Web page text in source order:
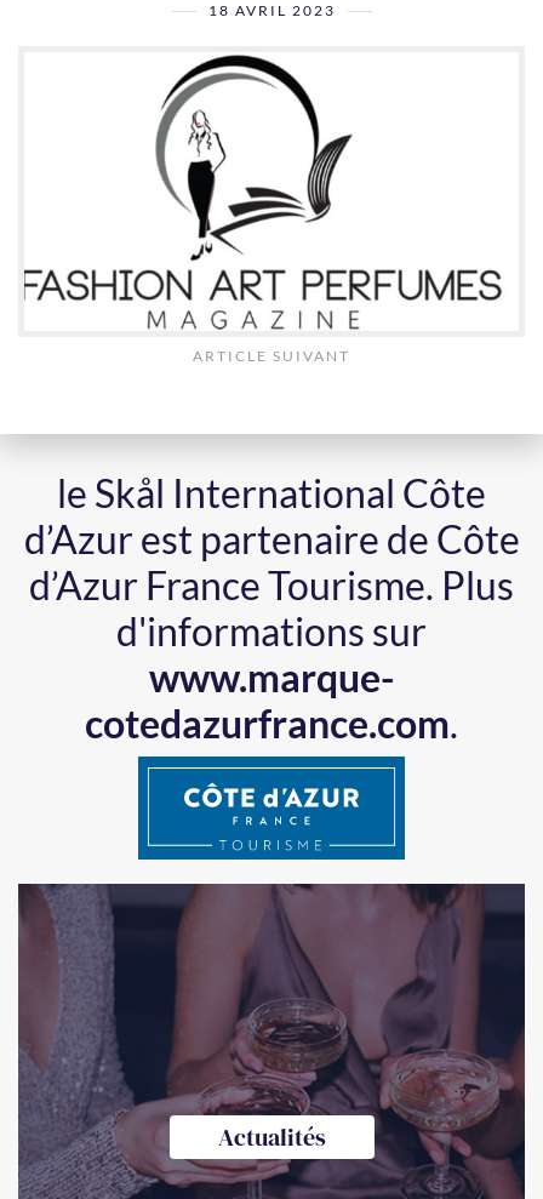
18 AVRIL 2023
ARTICLE SUIVANT
le Skål International Côte
d’Azur est partenaire de Côte
d’Azur France Tourisme. Plus
d'informations sur
www.marque-
cotedazurfrance.com.
Actualités